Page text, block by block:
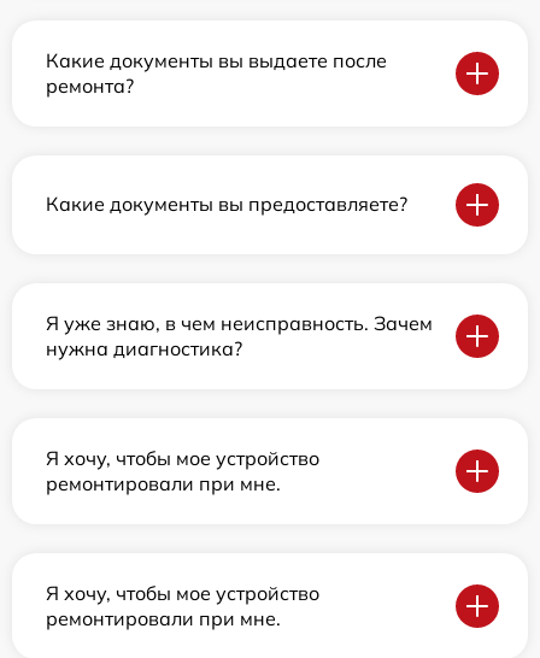
Какие документы вы выдаете после
ремонта?
Какие документы вы предоставляете?
Я уже знаю, в чем неисправность. Зачем
нужна диагностика?
Я хочу, чтобы мое устройство
ремонтировали при мне.
Я хочу, чтобы мое устройство
ремонтировали при мне.